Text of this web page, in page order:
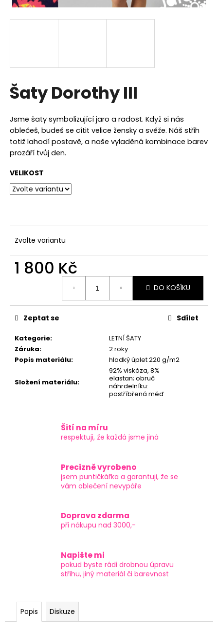
Šaty Dorothy III
Jsme šaty symbolizující jaro a radost. Když si nás
oblečeš, budeš se cítit velice žensky a svěže. Náš střih
totiž lahodí postavě, a naše vyladěná kombinace barev
prozáří tvůj den.
VELIKOST
Zvolte variantu
1 800 Kč
DO KOŠÍKU
Kategorie:
LETNÍ ŠATY
Záruka:
2 roky
Popis materiálu: hladký úplet 220 g/m2
Složení materiálu:
92% viskóza, 8%
elastan; obruč
náhrdelníku:
postříbřená měď
Zeptat se Sdílet
Šití na míru
respektuji, že každá jsme jiná
Precizně vyrobeno
jsem puntičkářka a garantuji, že se
vám oblečení nevypáře
Doprava zdarma
při nákupu nad 3000,-
Napište mi
pokud byste rádi drobnou úpravu
střihu, jiný materiál či barevnost
Popis Diskuze
a
j
?
D
p
o
r
e
m